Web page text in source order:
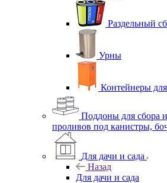
Раздельный
Урны
Контейнеры
Поддоны для сбора
проливов под канистры,
Для дачи и сада
Назад
Для дачи и сада